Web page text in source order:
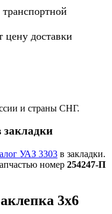
транспортной
цену доставки
и страны СНГ.
закладки
УАЗ 3303 в закладки.
номер 254247-П
3x6